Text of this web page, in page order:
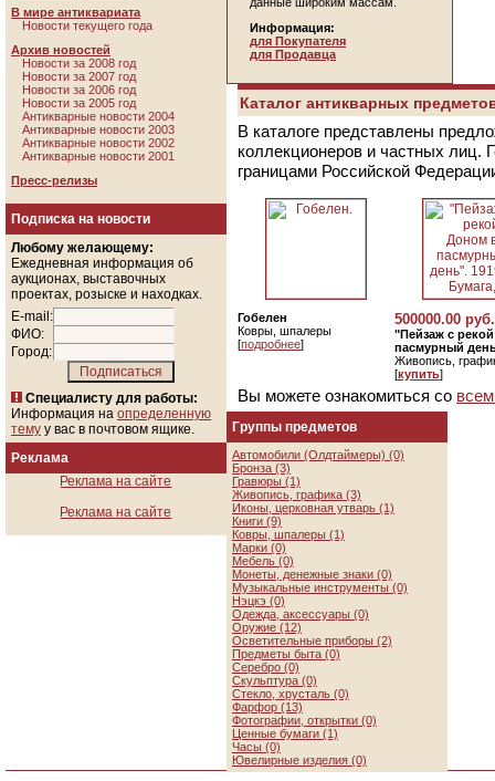
В мире антиквариата
Новости текущего года
Архив новостей
Новости за 2008 год
Новости за 2007 год
Новости за 2006 год
Новости за 2005 год
Антикварные новости 2004
Антикварные новости 2003
Антикварные новости 2002
Антикварные новости 2001
Пресс-релизы
Подписка на новости
Любому желающему:
Ежедневная информация об
аукционах, выставочных
проектах, розыске и находках.
E-mail:
ФИО:
Город:
Специалисту для работы:
Информация на определенную
тему у вас в почтовом ящике.
Реклама
Реклама на сайте
Реклама на сайте
Информация:
для Покупателя
для Продавца
Каталог антикварных
В каталоге представлены
коллекционеров и частных лиц.
границами Российской
Гобелен
Ковры, шпалеры
[подробнее]
500000.00 руб.
"Пейзаж с
пасмурный
Живопись,
[купить]
Вы можете ознакомиться со
Группы предметов
Автомобили (Олдтаймеры) (0)
Бронза (3)
Гравюры (1)
Живопись, графика (3)
Иконы, церковная утварь (1)
Книги (9)
Ковры, шпалеры (1)
Марки (0)
Мебель (0)
Монеты, денежные знаки (0)
Музыкальные инструменты (0)
Нэцкэ (0)
Одежда, аксессуары (0)
Оружие (12)
Осветительные приборы (2)
Предметы быта (0)
Серебро (0)
Скульптура (0)
Стекло, хрусталь (0)
Фарфор (13)
Фотографии, открытки (0)
Ценные бумаги (1)
Часы (0)
Ювелирные изделия (0)